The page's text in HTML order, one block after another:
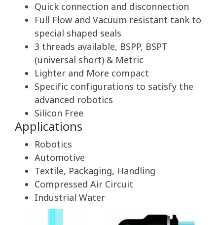
Quick connection and disconnection
Full Flow and Vacuum resistant tank to
special shaped seals
3 threads available, BSPP, BSPT
(universal short) & Metric
Lighter and More compact
Specific configurations to satisfy the
advanced robotics
Silicon Free
Applications
Robotics
Automotive
Textile, Packaging, Handling
Compressed Air Circuit
Industrial Water